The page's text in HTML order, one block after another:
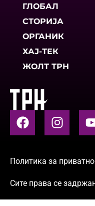
ГЛОБАЛ
СТОРИЈА
ОРГАНИК
ХАЈ-ТЕК
ЖОЛТ ТРН
Политика за
Сите права се